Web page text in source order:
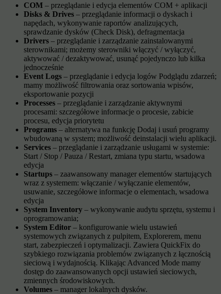
COM – przeglądanie i edycja elementów COM + aplikacji
Disks & Drives – przeglądanie informacji o dyskach i
napędach, wykonywanie raportów analizujących,
sprawdzanie dysków (Check Disk), defragmentacja
Drivers – przeglądanie i zarządzanie zainstalowanymi
sterownikami; możemy sterowniki włączyć / wyłączyć,
aktywować / dezaktywować, usunąć pojedynczo lub kilka
jednocześnie
Event Logs – przeglądanie i edycja logów Podglądu zdarzeń;
mamy możliwość filtrowania oraz sortowania wpisów,
eksportowanie pozycji
Processes – przeglądanie i zarządzanie aktywnymi
procesami: szczegółowe informacje o procesie, zabicie
procesu, edycja priorytetu
Programs – alternatywa na funkcję Dodaj i usuń programy
wbudowaną w system; możliwość deinstalacji wielu aplikacji.
Services – przeglądanie i zarządzanie usługami w systemie:
Start / Stop / Pauza / Restart, zmiana typu startu, wsadowa
edycja
Startups – zaawansowany manager elementów startujących
wraz z systemem: włączanie / wyłączanie elementów,
usuwanie, szczegółowe informacje o elementach, wsadowa
edycja
System Inventory – wykonywanie audytu sprzętu, systemu i
oprogramowania;
System Editor – konfigurowanie wielu ustawień
systemowych związanych z pulpitem, Explorerem, menu
start, zabezpieczeń i optymalizacji. Zawiera QuickFix do
szybkiego rozwiązania problemów związanych z łącznością
sieciową i wydajnością. Klikając Advanced Mode mamy
dostęp do zaawansowanych opcji ustawień sieciowych,
zmiennych środowiskowych.
Volumes – manager lokalnych dysków.